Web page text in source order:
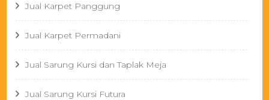
Jual Karpet Panggung
Jual Karpet Permadani
Jual Sarung Kursi dan Taplak Meja
Jual Sarung Kursi Futura